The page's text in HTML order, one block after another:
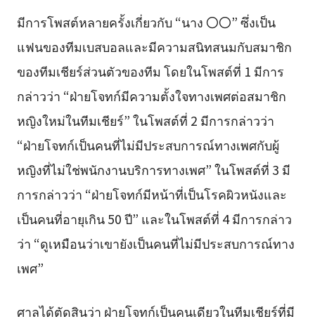
มีการโพสต์หลายครั้งเกี่ยวกับ “นาง 〇〇” ซึ่งเป็น
แฟนของทีมเบสบอลและมีความสนิทสนมกับสมาชิก
ของทีมเชียร์ส่วนตัวของทีม โดยในโพสต์ที่ 1 มีการ
กล่าวว่า “ฝ่ายโจทก์มีความตั้งใจทางเพศต่อสมาชิก
หญิงใหม่ในทีมเชียร์” ในโพสต์ที่ 2 มีการกล่าวว่า
“ฝ่ายโจทก์เป็นคนที่ไม่มีประสบการณ์ทางเพศกับผู้
หญิงที่ไม่ใช่พนักงานบริการทางเพศ” ในโพสต์ที่ 3 มี
การกล่าวว่า “ฝ่ายโจทก์มีหน้าที่เป็นโรคผิวหนังและ
เป็นคนที่อายุเกิน 50 ปี” และในโพสต์ที่ 4 มีการกล่าว
ว่า “ดูเหมือนว่าเขายังเป็นคนที่ไม่มีประสบการณ์ทาง
เพศ”
ศาลได้ตัดสินว่า ฝ่ายโจทก์เป็นคนเดียวในทีมเชียร์ที่มี